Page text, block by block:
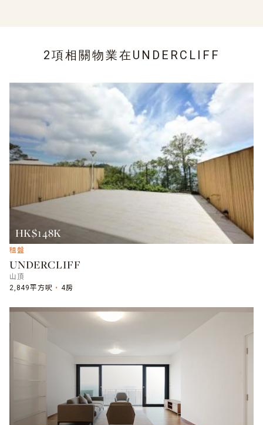
2項相關物業在 UNDERCLIFF
HK$148K
租盤
UNDERCLIFF
山頂
2,849平方呎
4房